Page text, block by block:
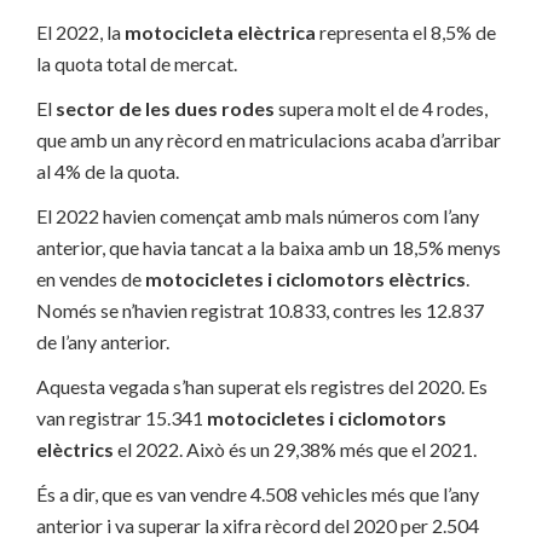
El 2022, la motocicleta elèctrica representa el 8,5% de
la quota total de mercat.
El sector de les dues rodes supera molt el de 4 rodes,
que amb un any rècord en matriculacions acaba d’arribar
al 4% de la quota.
El 2022 havien començat amb mals números com l’any
anterior, que havia tancat a la baixa amb un 18,5% menys
en vendes de motocicletes i ciclomotors elèctrics.
Només se n’havien registrat 10.833, contres les 12.837
de l’any anterior.
Aquesta vegada s’han superat els registres del 2020. Es
van registrar 15.341 motocicletes i ciclomotors
elèctrics el 2022. Això és un 29,38% més que el 2021.
És a dir, que es van vendre 4.508 vehicles més que l’any
anterior i va superar la xifra rècord del 2020 per 2.504